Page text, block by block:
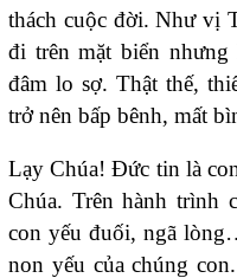
thách cuộc đời. Như vị
đi trên mặt biển
đâm lo sợ. Thật thế,
trở nên bấp bênh, mất
Lạy Chúa! Đức tin là
Chúa. Trên hành trình
con yếu đuối, ngã
non yếu của chúng